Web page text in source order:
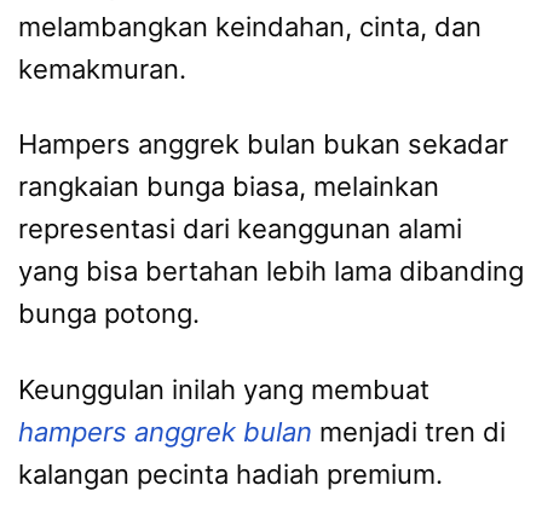
melambangkan keindahan, cinta, dan
kemakmuran.
Hampers anggrek bulan bukan sekadar
rangkaian bunga biasa, melainkan
representasi dari keanggunan alami
yang bisa bertahan lebih lama dibanding
bunga potong.
Keunggulan inilah yang membuat
hampers anggrek bulan menjadi tren di
kalangan pecinta hadiah premium.